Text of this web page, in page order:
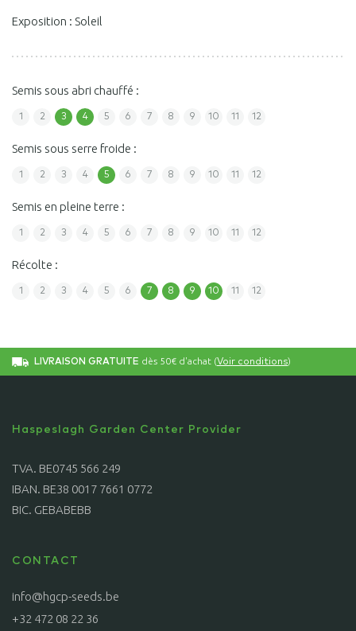
Exposition : Soleil
Semis sous abri chauffé :
1 2 3 4 5 6 7 8 9 10 11 12
Semis sous serre froide :
1 2 3 4 5 6 7 8 9 10 11 12
Semis en pleine terre :
1 2 3 4 5 6 7 8 9 10 11 12
Récolte :
1 2 3 4 5 6 7 8 9 10 11 12
LIVRAISON GRATUITE dès 50€ d'achat (Voir conditions)
Haspeslagh Garden Center Provider
TVA. BE0745 566 249
IBAN. BE38 0017 7661 0772
BIC. GEBABEBB
CONTACT
info@hgcp-seeds.be
+32 472 08 22 36